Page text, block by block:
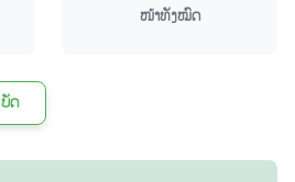
ໜ້າທັງໝົດ
ບັດ